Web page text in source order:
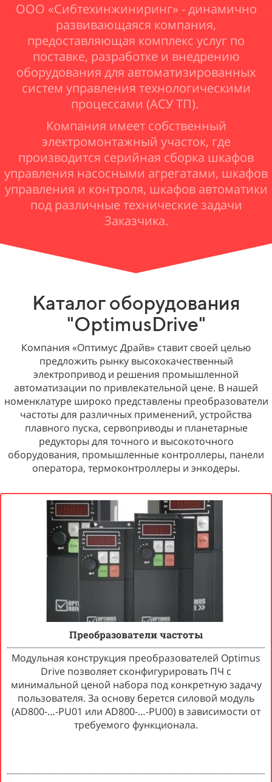
ООО «Сибтехинжиниринг» - динамично
развивающаяся компания,
предоставляющая комплекс услуг по
поставке, разработке и внедрению
оборудования для автоматизированных
систем управления технологическими
процессами (АСУ ТП).
Компания имеет собственный
электромонтажный участок, где
производится серийная сборка шкафов
управления насосными агрегатами, шкафов
управления и контроля, шкафов автоматики
под различные технические задачи
Заказчика.
Каталог оборудования
"OptimusDrive"
Компания «Оптимус Драйв» ставит своей целью
предложить рынку высококачественный
электропривод и решения промышленной
автоматизации по привлекательной цене. В нашей
номенклатуре широко представлены преобразователи
частоты для различных применений, устройства
плавного пуска, сервоприводы и планетарные
редукторы для точного и высокоточного
оборудования, промышленные контроллеры, панели
оператора, термоконтроллеры и энкодеры.
Преобразователи частоты
Модульная конструкция преобразователей Optimus
Drive позволяет сконфигурировать ПЧ с
минимальной ценой набора под конкретную задачу
пользователя. За основу берется силовой модуль
(AD800-…-PU01 или AD800-…-PU00) в зависимости от
требуемого функционала.